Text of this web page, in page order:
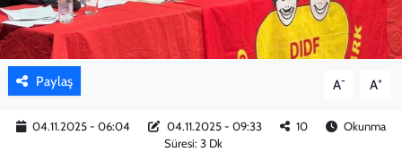
Paylaş A- A+
04.11.2025 - 06:04 04.11.2025 - 09:33 10
Okunma
Süresi: 3 Dk